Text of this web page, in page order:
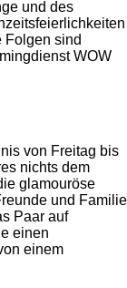
und des
Folgen sind
WOW
von Freitag bis
nichts dem
glamouröse
und Familie
Paar auf
einen
einem